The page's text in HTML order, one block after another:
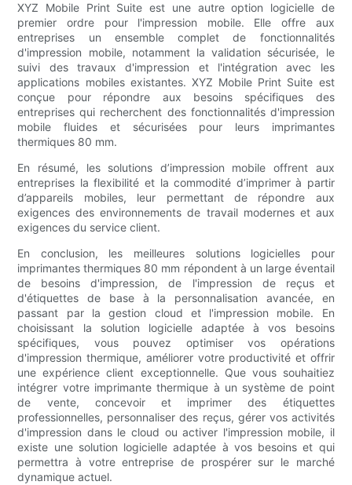
XYZ Mobile Print Suite est une autre option logicielle de
premier ordre pour l'impression mobile. Elle offre aux
entreprises un ensemble complet de fonctionnalités
d'impression mobile, notamment la validation sécurisée, le
suivi des travaux d'impression et l'intégration avec les
applications mobiles existantes. XYZ Mobile Print Suite est
conçue pour répondre aux besoins spécifiques des
entreprises qui recherchent des fonctionnalités d'impression
mobile fluides et sécurisées pour leurs imprimantes
thermiques 80 mm.
En résumé, les solutions d’impression mobile offrent aux
entreprises la flexibilité et la commodité d’imprimer à partir
d’appareils mobiles, leur permettant de répondre aux
exigences des environnements de travail modernes et aux
exigences du service client.
En conclusion, les meilleures solutions logicielles pour
imprimantes thermiques 80 mm répondent à un large éventail
de besoins d'impression, de l'impression de reçus et
d'étiquettes de base à la personnalisation avancée, en
passant par la gestion cloud et l'impression mobile. En
choisissant la solution logicielle adaptée à vos besoins
spécifiques, vous pouvez optimiser vos opérations
d'impression thermique, améliorer votre productivité et offrir
une expérience client exceptionnelle. Que vous souhaitiez
intégrer votre imprimante thermique à un système de point
de vente, concevoir et imprimer des étiquettes
professionnelles, personnaliser des reçus, gérer vos activités
d'impression dans le cloud ou activer l'impression mobile, il
existe une solution logicielle adaptée à vos besoins et qui
permettra à votre entreprise de prospérer sur le marché
dynamique actuel.